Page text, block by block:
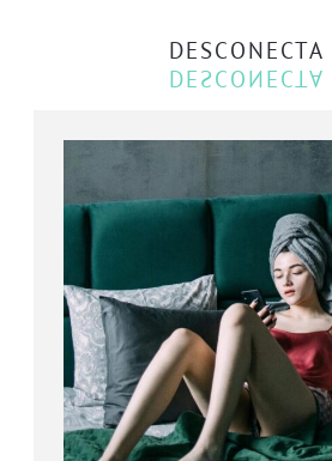
DESCONECTA